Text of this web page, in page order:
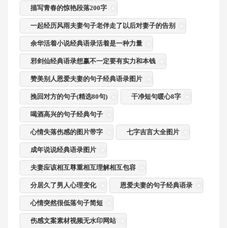
描写青春的惊艳段落200字
一起经历风雨夫妻句子老伴走了以后对妻子的告别
余华活着小说经典语录活着是一种力量
邪剑仙经典语录想赢不一定要有实力和本钱
赞美别人恩爱夫妻的句子经典语录图片
挽回对方的句子(精选80句) 干净短句暖心8字
喝酒高兴的句子经典句子
心情失落伤感的图片带字 七字吉言大全图片
成年说说经典语录图片
夫妻应该相互尊重相互理解相互包容
分居久了男人心理变化 恩爱夫妻的句子经典语录
心情突然很低落句子简短
伤感文案素材视频无水印网站